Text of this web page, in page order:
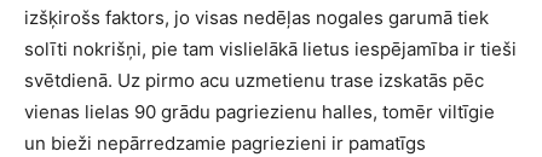
izšķirošs faktors, jo visas nedēļas nogales garumā tiek
solīti nokrišņi, pie tam vislielākā lietus iespējamība ir tieši
svētdienā. Uz pirmo acu uzmetienu trase izskatās pēc
vienas lielas 90 grādu pagriezienu halles, tomēr viltīgie
un bieži nepārredzamie pagriezieni ir pamatīgs